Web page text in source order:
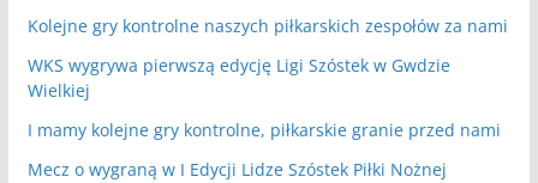
Kolejne gry kontrolne naszych piłkarskich zespołów za nami
WKS wygrywa pierwszą edycję Ligi Szóstek w Gwdzie
Wielkiej
I mamy kolejne gry kontrolne, piłkarskie granie przed nami
Mecz o wygraną w I Edycji Lidze Szóstek Piłki Nożnej